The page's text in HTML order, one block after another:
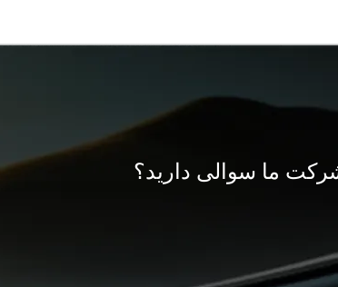
شرکت ما سوالی دارید؟